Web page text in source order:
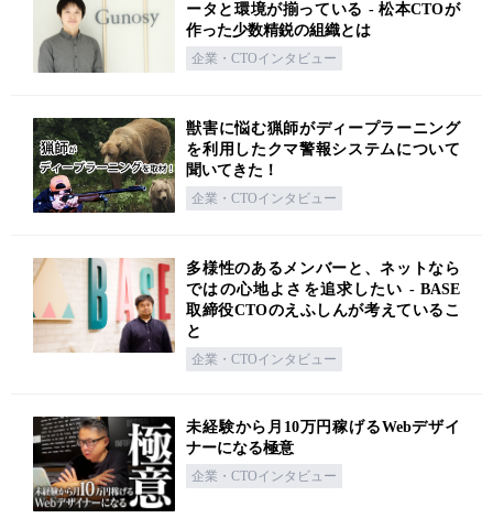
ータと環境が揃っている - 松本CTOが
作った少数精鋭の組織とは
企業・CTOインタビュー
獣害に悩む猟師がディープラーニング
を利用したクマ警報システムについて
聞いてきた！
企業・CTOインタビュー
多様性のあるメンバーと、ネットなら
ではの心地よさを追求したい - BASE
取締役CTOのえふしんが考えているこ
と
企業・CTOインタビュー
未経験から月10万円稼げるWebデザイ
ナーになる極意
企業・CTOインタビュー